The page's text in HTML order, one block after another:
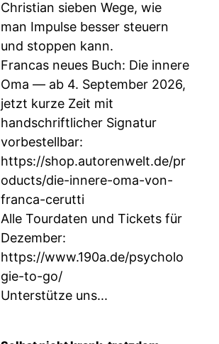
Christian sieben Wege, wie
man Impulse besser steuern
und stoppen kann.
Francas neues Buch: Die innere
Oma — ab 4. September 2026,
jetzt kurze Zeit mit
handschriftlicher Signatur
vorbestellbar:
https://shop.autorenwelt.de/pr
oducts/die-innere-oma-von-
franca-cerutti
Alle Tourdaten und Tickets für
Dezember:
https://www.190a.de/psycholo
gie-to-go/
Unterstütze uns...